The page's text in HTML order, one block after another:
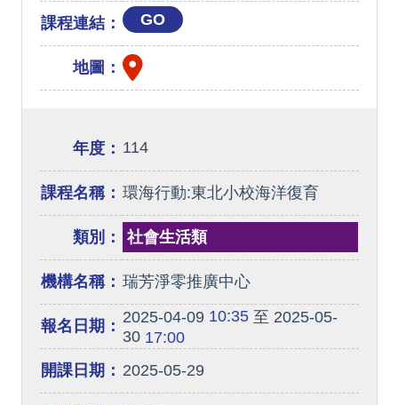
課程連結： GO
地圖：
年度： 114
課程名稱： 環海行動:東北小校海洋復育
類別： 社會生活類
機構名稱： 瑞芳淨零推廣中心
報名日期： 2025-04-0910:35至 2025-05-
3017:00
開課日期： 2025-05-29